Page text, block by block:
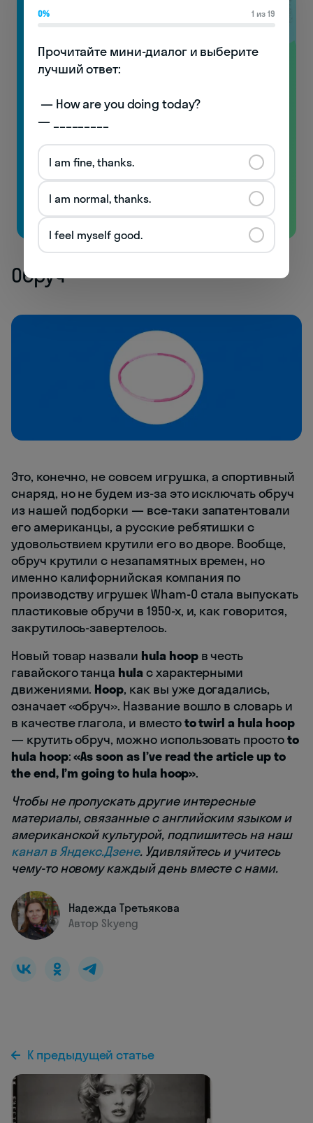
Видеоуроки
по произношению
с носителями!
Узнаете особенности английской фонетики
и начнёте понимать носителей!
Бесплатно
Обруч
Это, конечно, не совсем игрушка, а спортивный
снаряд, но не будем из-за это исключать обруч
из нашей подборки — все-таки запатентовали
его американцы, а русские ребятишки с
удовольствием крутили его во дворе. Вообще,
обруч крутили с незапамятных времен, но
именно калифорнийская компания по
производству игрушек Wham-O стала выпускать
пластиковые обручи в 1950-х, и, как говорится,
закрутилось-завертелось.
Новый товар назвали hula hoopв честь
гавайского танца hula с характерными
движениями. Hoop, как вы уже догадались,
означает «обруч». Название вошло в словарь и
в качестве глагола, и вместоto twirl a hula hoop
— крутить обруч, можно использовать простоto
hula hoop:«As soon as I’ve read the article up to
the end, I’m going to hula hoop».
Чтобы не пропускать другие интересные
материалы, связанные с английским языком и
американской культурой, подпишитесь на наш
канал в Яндекс.Дзене. Удивляйтесь и учитесь
чему-то новому каждый день вместе с нами.
Надежда Третьякова
Автор Skyeng
К предыдущей статье
0% 1 из 19
Прочитайте мини-диалог и выберите
лучший ответ:
— _________
I am fine, thanks.
I am normal, thanks.
I feel myself good.